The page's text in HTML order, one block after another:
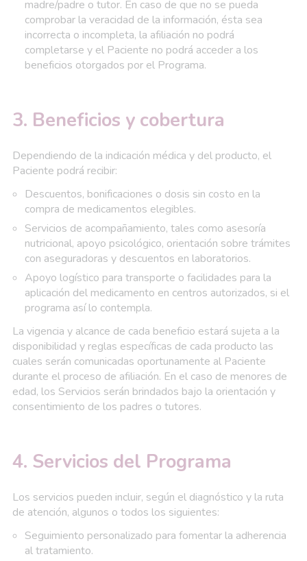
madre/padre o tutor. En caso de que no se pueda
comprobar la veracidad de la información, ésta sea
incorrecta o incompleta, la afiliación no podrá
completarse y el Paciente no podrá acceder a los
beneficios otorgados por el Programa.
3. Beneficios y cobertura
Dependiendo de la indicación médica y del producto, el
Paciente podrá recibir:
Descuentos, bonificaciones o dosis sin costo en la
compra de medicamentos elegibles.
Servicios de acompañamiento, tales como asesoría
nutricional, apoyo psicológico, orientación sobre trámites
con aseguradoras y descuentos en laboratorios.
Apoyo logístico para transporte o facilidades para la
aplicación del medicamento en centros autorizados, si el
programa así lo contempla.
La vigencia y alcance de cada beneficio estará sujeta a la
disponibilidad y reglas específicas de cada producto las
cuales serán comunicadas oportunamente al Paciente
durante el proceso de afiliación. En el caso de menores de
edad, los Servicios serán brindados bajo la orientación y
consentimiento de los padres o tutores.
4. Servicios del Programa
Los servicios pueden incluir, según el diagnóstico y la ruta
de atención, algunos o todos los siguientes:
Seguimiento personalizado para fomentar la adherencia
al tratamiento.